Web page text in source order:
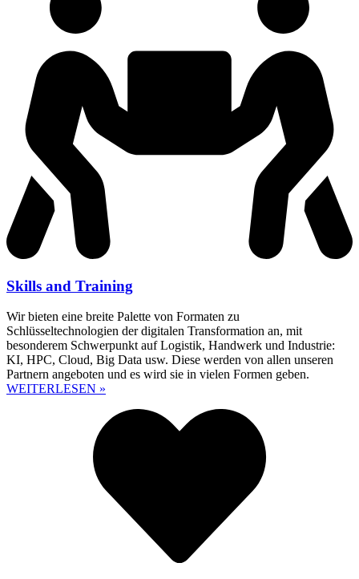
Skills and Training
Wir bieten eine breite Palette von Formaten zu
Schlüsseltechnologien der digitalen Transformation an, mit
besonderem Schwerpunkt auf Logistik, Handwerk und Industrie:
KI, HPC, Cloud, Big Data usw. Diese werden von allen unseren
Partnern angeboten und es wird sie in vielen Formen geben.
WEITERLESEN »